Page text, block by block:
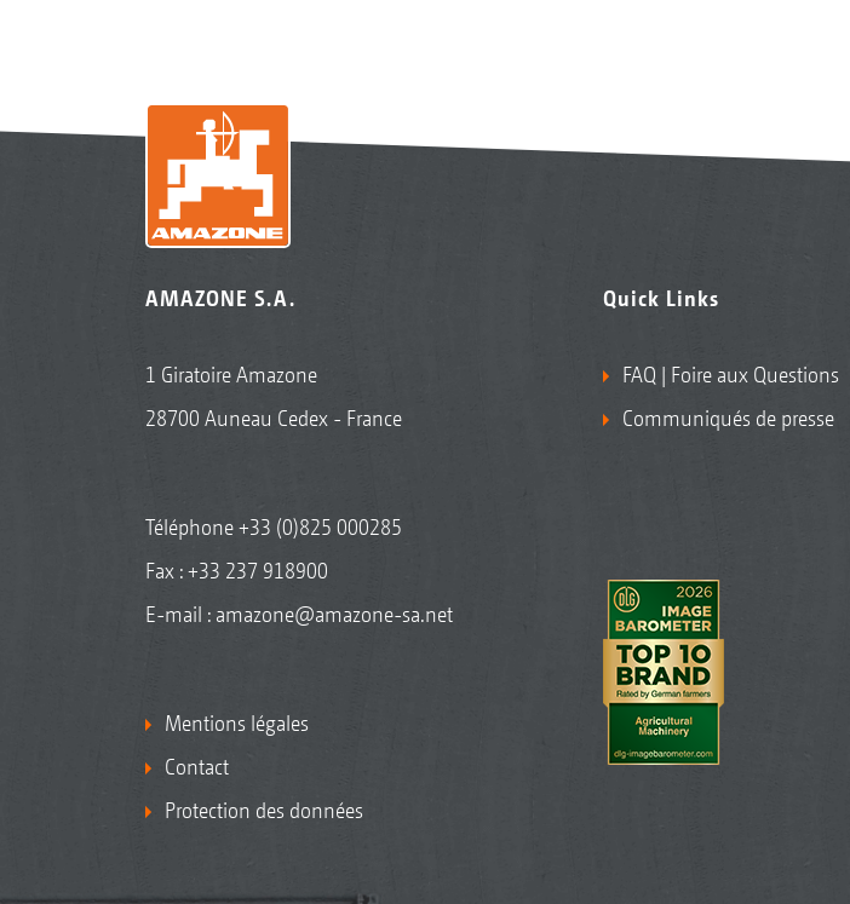
AMAZONE S.A.
1 Giratoire Amazone
28700 Auneau Cedex - France
Téléphone+33 (0)825 000285
Fax : +33 237 918900
E-mail : amazone@amazone-sa.net
Mentions légales
Contact
Protection des données
Quick Links
FAQ | Foire aux Questions
Communiqués de presse